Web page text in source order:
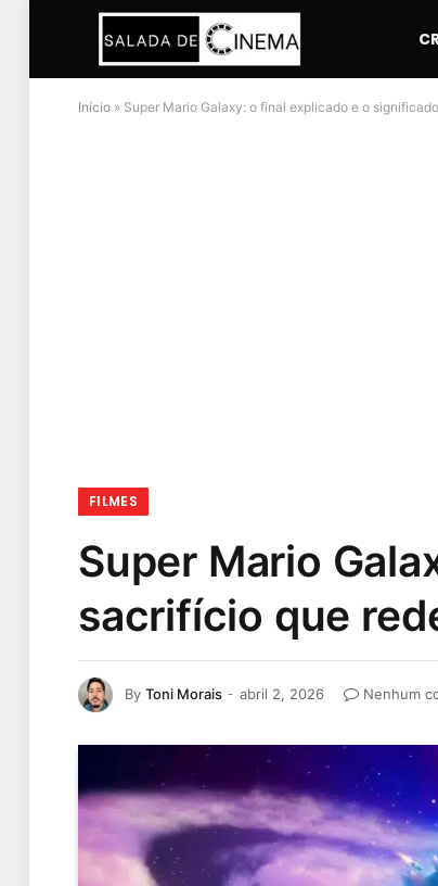
Início » Super Mario Galaxy: o final explicado e o
FILMES
Super Mario
sacrifício que
By Toni Morais abril 2, 2026 Nenhum